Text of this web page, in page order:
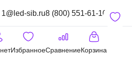
1@led-sib.ru8 (800) 551-61-10
ИзбранноеСравнениеКорзина